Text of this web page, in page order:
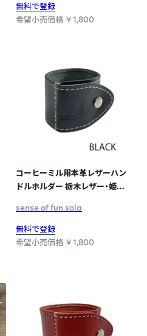
無料で登録
希望小売価格 ￥1,800
コーヒーミル用本革レザーハン
ドルホルダー 栃木レザー・姫路
BLACK
sense of fun sola
無料で登録
希望小売価格 ￥1,800